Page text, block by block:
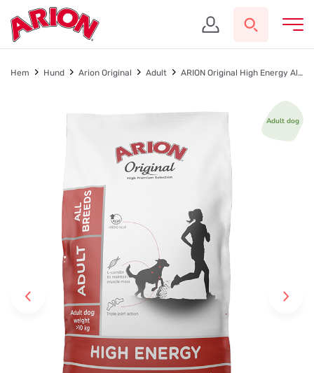
Hem Hund Arion Original Adult ARION Original High Energy All Breed
Adult dog